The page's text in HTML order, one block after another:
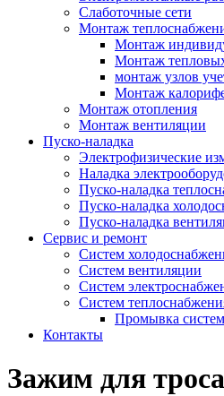
Слаботочные сети
Монтаж
Монтаж
Монтаж
монтаж узлов
Монтаж
Монтаж отопления
Монтаж вентиляции
Пуско-наладка
Электрофизические
Наладка
Пуско-наладка
Пуско-наладка
Пуско-наладка
Сервис и ремонт
Систем
Систем вентиляции
Систем
Систем
Промывка
Контакты
Зажим для